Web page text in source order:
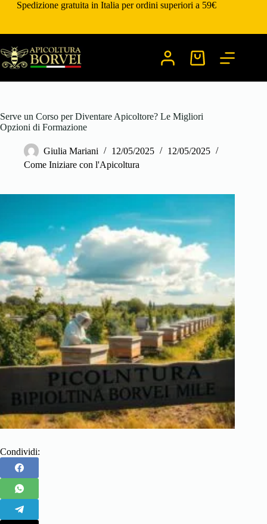
SaltaSpedizione gratuita in Italia per ordini superiori a 59€
Carrello
Serve un Corso per Diventare Apicoltore? Le Migliori
Opzioni di Formazione
Giulia Mariani 12/05/2025
12/05/2025
Come Iniziare con l'Apicoltura
Condividi: